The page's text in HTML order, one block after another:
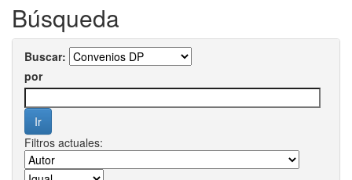
Búsqueda
Buscar:
por
Filtros actuales: